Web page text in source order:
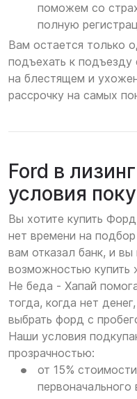
поможем со
полную
Вам остается только
подъехать к
на блестящем и
рассрочку на самых
Ford в
условия
Вы хотите купить
нет времени на
вам отказал банк, и
возможностью купить
Не беда - Хапай
тогда, когда нет
выбрать форд с
Наши условия
прозрачностью:
от 15%
первоначального